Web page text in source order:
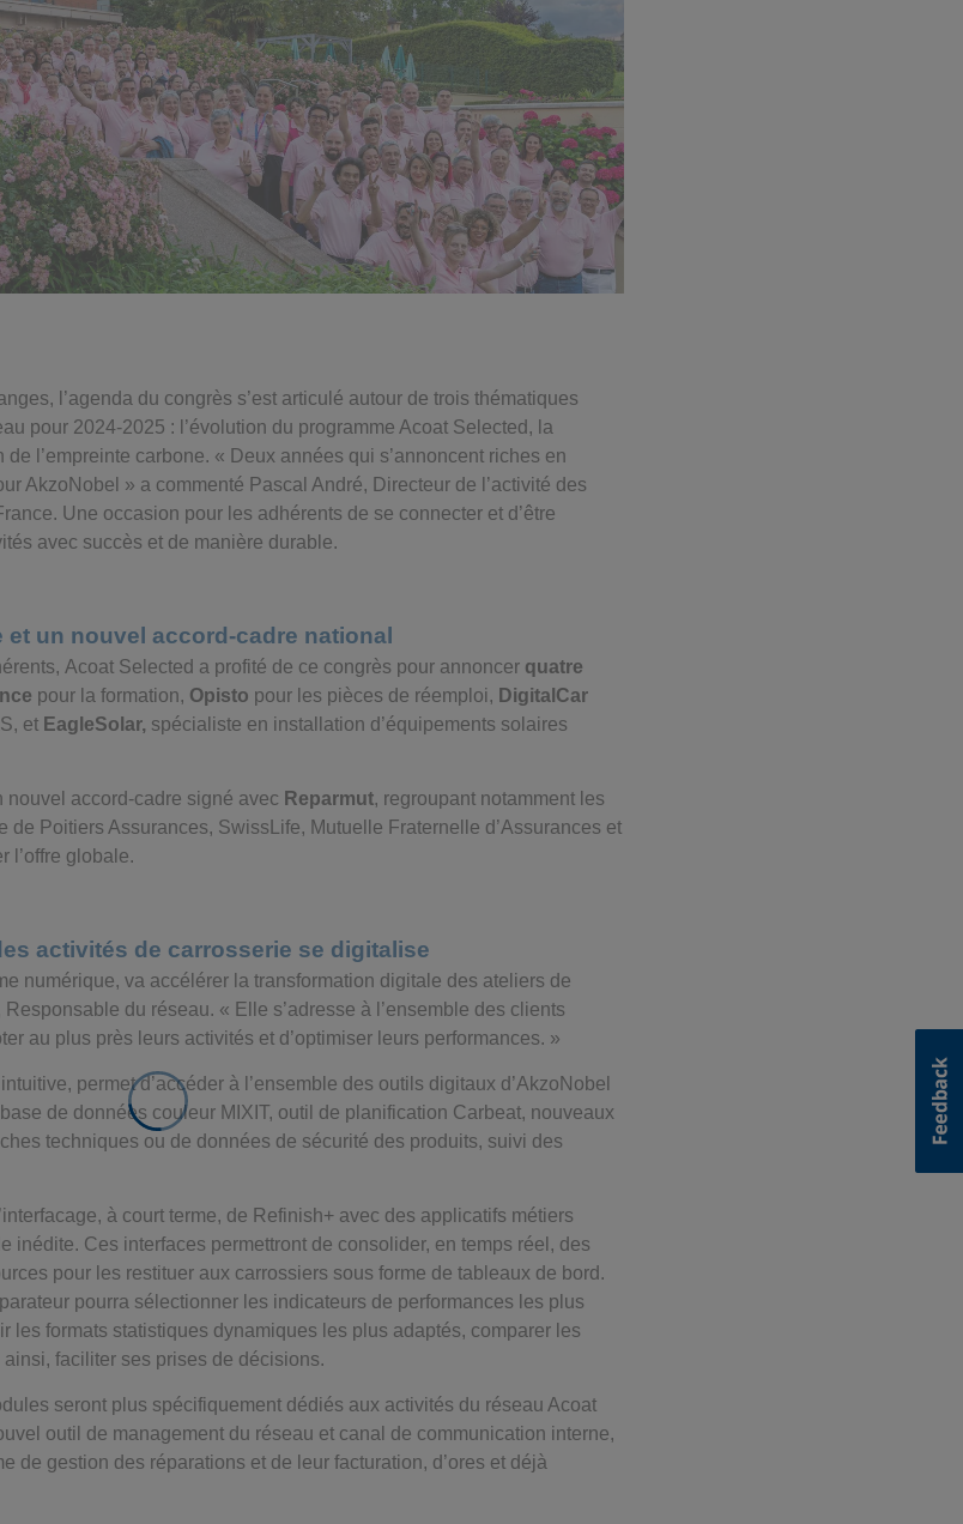
l’agenda du congrès s’est articulé autour de trois thématiques
pour 2024-2025 : l’évolution du programme Acoat Selected, la
l’empreinte carbone. « Deux années qui s’annoncent riches en
AkzoNobel » a commenté Pascal André, Directeur de l’activité des
Une occasion pour les adhérents de se connecter et d’être
avec succès et de manière durable.
et un nouvel accord-cadre national
Acoat Selected a profité de ce congrès pour annoncer quatre
pour la formation, Opisto pour les pièces de réemploi, DigitalCar
et EagleSolar, spécialiste en installation d’équipements solaires
accord-cadre signé avec Reparmut, regroupant notamment les
de Poitiers Assurances, SwissLife, Mutuelle Fraternelle d’Assurances et
l’offre globale.
activités de carrosserie se digitalise
numérique, va accélérer la transformation digitale des ateliers de
du réseau. « Elle s’adresse à l’ensemble des clients
au plus près leurs activités et d’optimiser leurs performances. »
permet d’accéder à l’ensemble des outils digitaux d’AkzoNobel
de données couleur MIXIT, outil de planification Carbeat, nouveaux
techniques ou de données de sécurité des produits, suivi des
à court terme, de Refinish+ avec des applicatifs métiers
inédite. Ces interfaces permettront de consolider, en temps réel, des
pour les restituer aux carrossiers sous forme de tableaux de bord.
pourra sélectionner les indicateurs de performances les plus
les formats statistiques dynamiques les plus adaptés, comparer les
faciliter ses prises de décisions.
seront plus spécifiquement dédiés aux activités du réseau Acoat
outil de management du réseau et canal de communication interne,
de gestion des réparations et de leur facturation, d’ores et déjà